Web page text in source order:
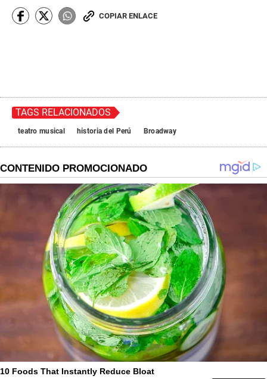
COPIAR ENLACE
TAGS RELACIONADOS
teatro musical historia del Perú Broadway